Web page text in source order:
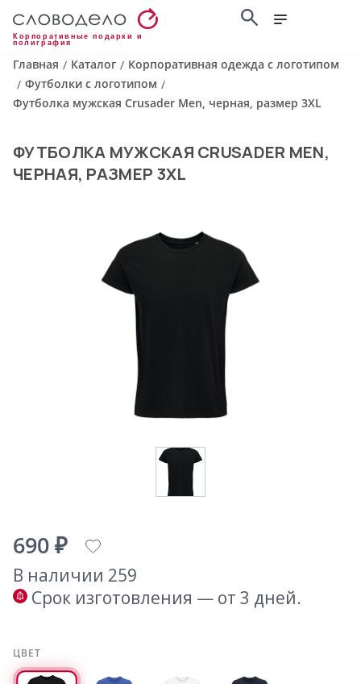
Корпоративные подарки и
полиграфия
Главная / Каталог / Корпоративная одежда с логотипом
/ Футболки с логотипом /
Футболка мужская Crusader Men, черная, размер 3XL
ФУТБОЛКА МУЖСКАЯ CRUSADER MEN,
ЧЕРНАЯ, РАЗМЕР 3XL
690 ₽
В наличии 259
Срок изготовления — от 3 дней.
ЦВЕТ